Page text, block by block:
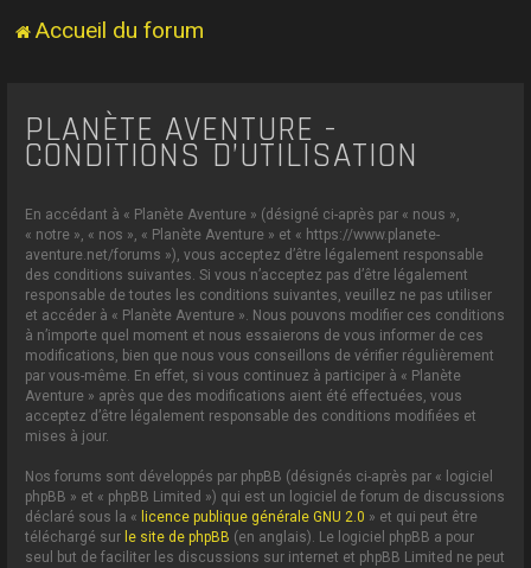
Accueil du forum
PLANÈTE AVENTURE -
CONDITIONS D’UTILISATION
En accédant à « Planète Aventure » (désigné ci-après par « nous »,
« notre », « nos », « Planète Aventure » et « https://www.planete-
aventure.net/forums »), vous acceptez d’être légalement responsable
des conditions suivantes. Si vous n’acceptez pas d’être légalement
responsable de toutes les conditions suivantes, veuillez ne pas utiliser
et accéder à « Planète Aventure ». Nous pouvons modifier ces conditions
à n’importe quel moment et nous essaierons de vous informer de ces
modifications, bien que nous vous conseillons de vérifier régulièrement
par vous-même. En effet, si vous continuez à participer à « Planète
Aventure » après que des modifications aient été effectuées, vous
acceptez d’être légalement responsable des conditions modifiées et
mises à jour.
Nos forums sont développés par phpBB (désignés ci-après par « logiciel
phpBB » et « phpBB Limited ») qui est un logiciel de forum de discussions
déclaré sous la « licence publique générale GNU 2.0 » et qui peut être
téléchargé sur le site de phpBB (en anglais). Le logiciel phpBB a pour
seul but de faciliter les discussions sur internet et phpBB Limited ne peut